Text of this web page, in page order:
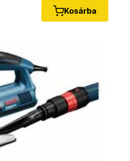
Kosárba